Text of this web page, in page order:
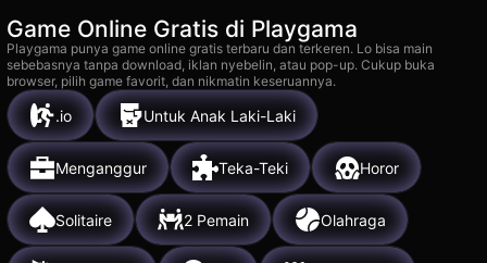
Game Online Gratis di Playgama
Playgama punya game online gratis terbaru dan terkeren. Lo bisa main
sebebasnya tanpa download, iklan nyebelin, atau pop-up. Cukup buka
browser, pilih game favorit, dan nikmatin keseruannya.
.io Untuk Anak Laki-Laki
Menganggur Teka-Teki Horor
Solitaire 2 Pemain Olahraga